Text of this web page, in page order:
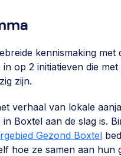
kennismaking met
op 2 initiatieven die
zijn.
verhaal van lokale
in Boxtel aan de slag is.
Gezond Boxtel
hoe ze samen aan hun